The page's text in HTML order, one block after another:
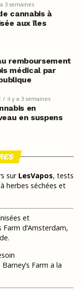
3 semaines
cannabis à
aux îles
remboursement
médical par
il y a 3 semaines
en
en suspens
sur LesVapos, tests
herbes séchées et
et
d’Amsterdam,
Barney’s Farm a la